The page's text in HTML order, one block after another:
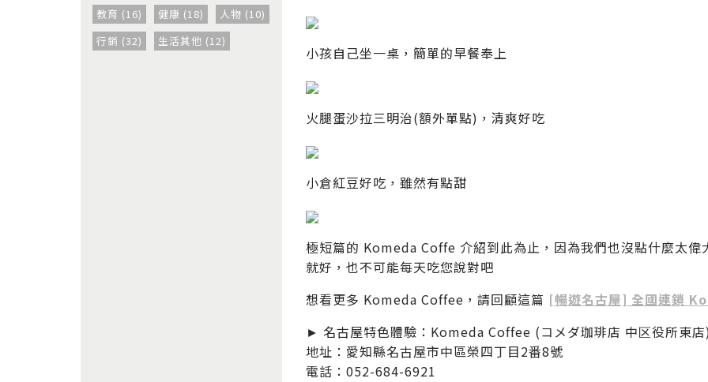
教育 (16)
健康 (18)
人物 (10)
行銷 (32)
生活其他 (12)
小孩自己坐一桌，簡單的早餐奉上
火腿蛋沙拉三明治(額外單點)，清爽好吃
小倉紅豆好吃，雖然有點甜
極短篇的 Komeda Coffe 介紹到此為止，因為我們也沒點什麼太
就好，也不可能每天吃您說對吧
想看更多 Komeda Coffee，請回顧這篇 [暢遊名古屋] 全國連鎖
► 名古屋特色體驗：Komeda Coffee (コメダ珈琲店 中区役所東
地址：愛知縣名古屋市中區榮四丁目2番8號
電話：052-684-6921